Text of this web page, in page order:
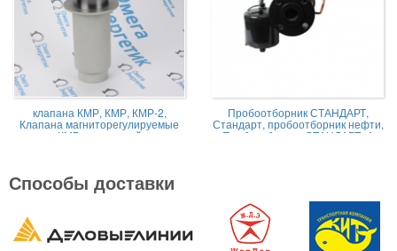
клапана КМР, КМР, КМР-2,
Клапана магниторегулируемые
КМР жидкостной
Пробоотборник СТАНДАРТ,
Стандарт, пробоотборник нефти,
Пробоотборник СТАНДАРТ -А
Способы доставки